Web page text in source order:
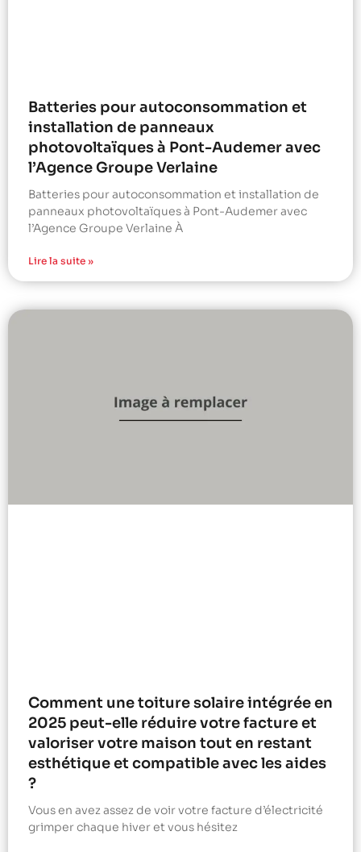
Batteries pour autoconsommation et
installation de panneaux
photovoltaïques à Pont-Audemer avec
l’Agence Groupe Verlaine
Batteries pour autoconsommation et installation de
panneaux photovoltaïques à Pont-Audemer avec
l’Agence Groupe Verlaine À
Lire la suite »
Comment une toiture solaire intégrée en
2025 peut-elle réduire votre facture et
valoriser votre maison tout en restant
esthétique et compatible avec les aides
?
Vous en avez assez de voir votre facture d’électricité
grimper chaque hiver et vous hésitez